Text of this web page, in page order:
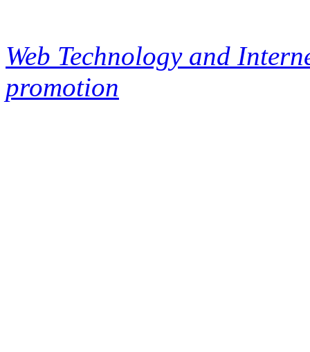
Web Technology and
promotion